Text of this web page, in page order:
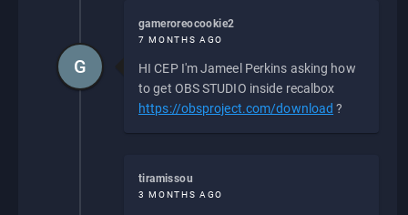
gameroreocookie2
7 MONTHS AGO
HI CEP I'm Jameel Perkins asking how
to get OBS STUDIO inside recalbox
https://obsproject.com/download ?
G
tiramissou
3 MONTHS AGO